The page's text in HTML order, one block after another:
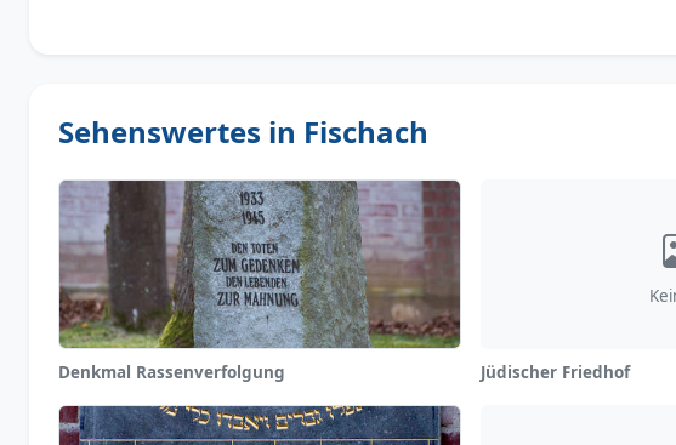
Sehenswertes in Fischach
Denkmal Rassenverfolgung Jüdischer Friedhof